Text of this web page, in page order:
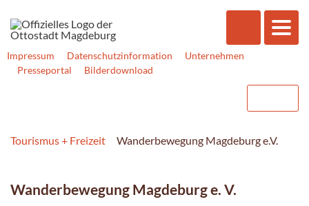
Impressum Datenschutzinformation
Unternehmen
Presseportal
Bilderdownload
Tourismus + Freizeit Wanderbewegung Magdeburg e.V.
Wanderbewegung Magdeburg e. V.